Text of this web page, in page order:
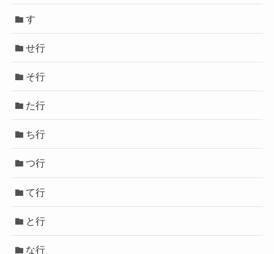
す
せ行
そ行
た行
ち行
つ行
て行
と行
な行